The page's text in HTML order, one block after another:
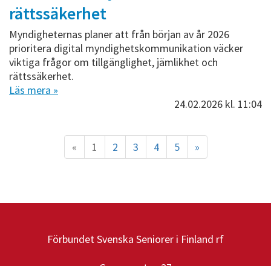
rättssäkerhet
Myndigheternas planer att från början av år 2026
prioritera digital myndighetskommunikation väcker
viktiga frågor om tillgänglighet, jämlikhet och
rättssäkerhet.
Läs mera »
24.02.2026 kl. 11:04
« 1 2 3 4 5 »
Förbundet Svenska Seniorer i Finland rf